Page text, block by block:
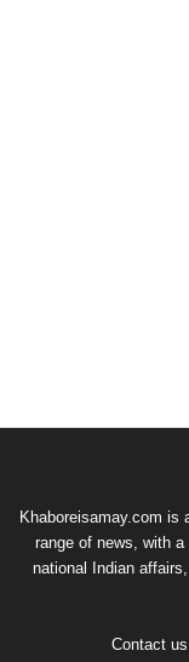
Khaboreisamay.com is
range of news, with
national Indian
Contact